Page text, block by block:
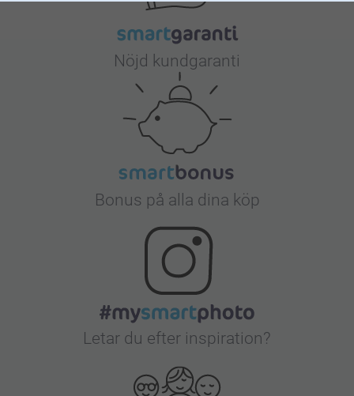
Nöjd kundgaranti
Bonus på alla dina köp
Letar du efter inspiration?